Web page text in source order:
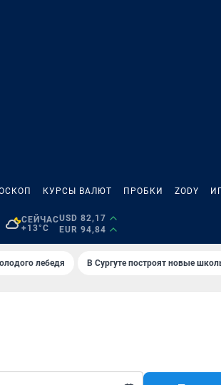
КУРСЫ ВАЛЮТ ПРОБКИ ZODY
СЕЙЧАС
+13°C
USD 82,17
EUR 94,84
лебедя В Сургуте построят новые